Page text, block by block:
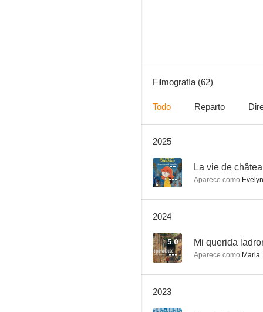
Filmografía (62)
Todo Reparto
2025
-- La vie de
Aparece como
2024
5.0 Mi querida
Aparece como Maria
2023